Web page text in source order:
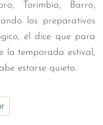
Torimbia, Barro,
los preparativos
él dice que para
la temporada estival,
estarse quieto.